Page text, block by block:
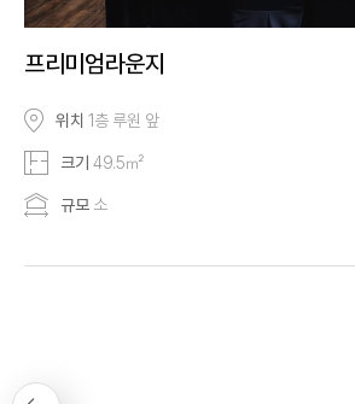
프리미엄라운지
위치 1층 루원 앞
크기 49.5㎡
규모소